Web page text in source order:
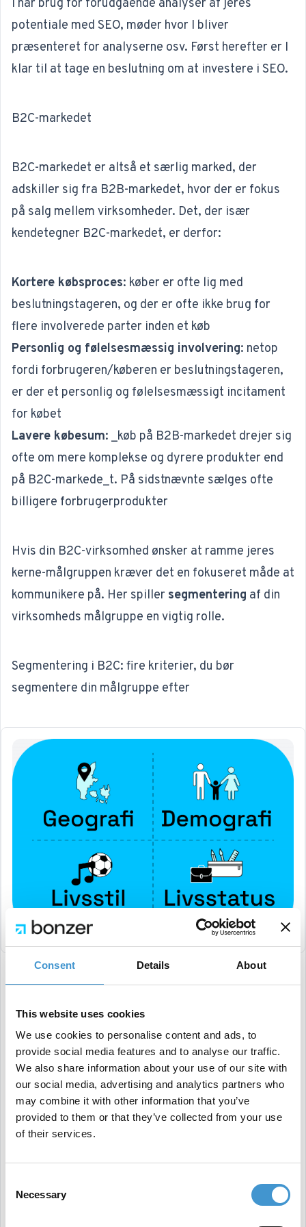
Consent Details About
This website uses cookies
We use cookies to personalise content and ads, to
provide social media features and to analyse our traffic.
We also share information about your use of our site with
our social media, advertising and analytics partners who
may combine it with other information that you’ve
provided to them or that they’ve collected from your use
of their services.
Selection
Necessary
I har brug for forudgående analyser af jeres
potentiale med SEO, møder hvor I bliver
præsenteret for analyserne osv. Først herefter er I
klar til at tage en beslutning om at investere i SEO.
B2C-markedet
B2C-markedet er altså et særlig marked, der
adskiller sig fra B2B-markedet, hvor der er fokus
på salg mellem virksomheder. Det, der især
kendetegner B2C-markedet, er derfor:
Kortere købsproces: køber er ofte lig med
beslutningstageren, og der er ofte ikke brug for
flere involverede parter inden et køb
Personlig og følelsesmæssig involvering: netop
fordi forbrugeren/køberen er beslutningstageren,
er der et personlig og følelsesmæssigt incitament
for købet
Lavere købesum: _køb på B2B-markedet drejer sig
ofte om mere komplekse og dyrere produkter end
på B2C-markede_t. På sidstnævnte sælges ofte
billigere forbrugerprodukter
Hvis din B2C-virksomhed ønsker at ramme jeres
kerne-målgruppen kræver det en fokuseret måde at
kommunikere på. Her spiller segmentering af din
virksomheds målgruppe en vigtig rolle.
Segmentering i B2C: fire kriterier, du bør
segmentere din målgruppe efter
handler om at opdele din virksomheds målgruppe i
bestemte kategorier - altså at segmentere
målgruppen. Segmenteringen gør det lettere for
dig at målrette og effektivisere
marketingaktiviteter. Vi vil her fremhæve fire
segmenteringskriterier, du bør indtænke, når du
Geografi: Hvor bor målgruppen?